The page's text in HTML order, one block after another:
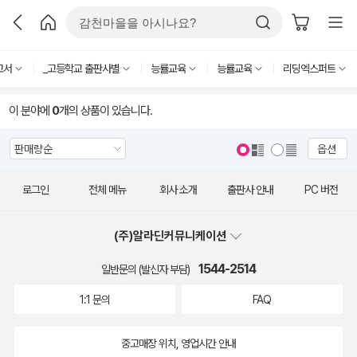
서 _고등학교 출판사별 능률교육 능률교육 리딩엑스퍼트
이 분야에 0개의 상품이 있습니다.
옵션
로그인 전체 메뉴 회사 소개 출판사 안내 PC 버전
(주)알라딘커뮤니케이션
일반문의 (발신자 부담) 1544-2514
1:1 문의 FAQ
중고매장 위치, 영업시간 안내